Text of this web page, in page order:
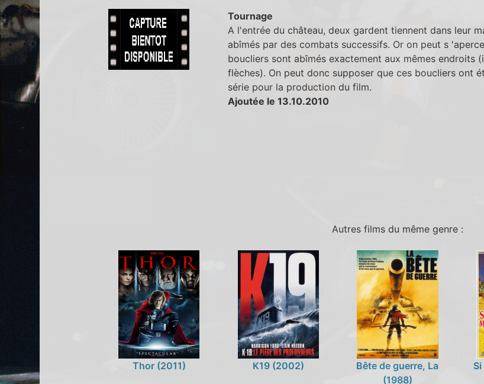
Tournage
A l'entrée du château, deux gardent tiennent dans leur
abîmés par des combats successifs. Or on peut s
boucliers sont abîmés exactement aux mêmes endroits
flèches). On peut donc supposer que ces boucliers ont
série pour la production du film.
Ajoutée le 13.10.2010
Autres films du même genre :
Thor (2011) K19 (2002)
Bête de guerre, La
(1988)